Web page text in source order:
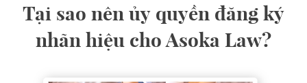
Tại sao nên ủy quyền đăng ký
nhãn hiệu cho Asoka Law?